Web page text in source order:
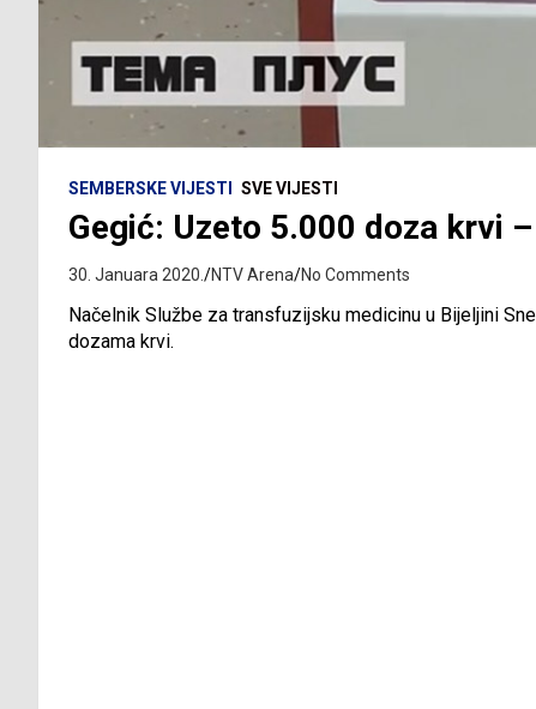
SEMBERSKE VIJESTI SVE VIJESTI
Gegić: Uzeto 5.000 doza krvi
30. Januara 2020. NTV Arena No Comments
Načelnik Službe za transfuzijsku medicinu u Bijeljini
dozama krvi.